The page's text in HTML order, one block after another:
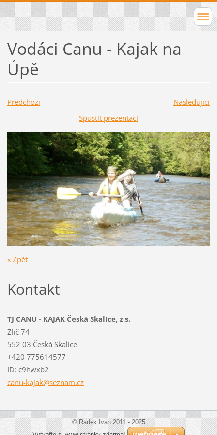
Vodáci Canu - Kajak na
Úpě
Předchozí
Následující
Spustit prezentaci
« Zpět
Kontakt
TJ CANU - KAJAK Česká Skalice, z.s.
Zlíč 74
552 03 Česká Skalice
+420 775614577
ID: c9hwxb2
canu-kajak@seznam.cz
© Radek Ivan 2011 - 2025